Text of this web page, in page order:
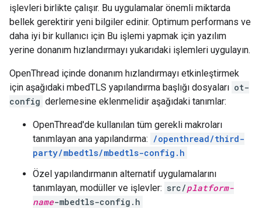
işlevleri birlikte çalışır. Bu uygulamalar önemli miktarda
bellek gerektirir yeni bilgiler edinir. Optimum performans ve
daha iyi bir kullanıcı için Bu işlemi yapmak için yazılım
yerine donanım hızlandırmayı yukarıdaki işlemleri uygulayın.
OpenThread içinde donanım hızlandırmayı etkinleştirmek
için aşağıdaki mbedTLS yapılandırma başlığı dosyaları ot-
config derlemesine eklenmelidir aşağıdaki tanımlar:
OpenThread'de kullanılan tüm gerekli makroları
tanımlayan ana yapılandırma: /openthread/third-
party/mbedtls/mbedtls-config.h
Özel yapılandırmanın alternatif uygulamalarını
tanımlayan, modüller ve işlevler: src/platform-
name-mbedtls-config.h